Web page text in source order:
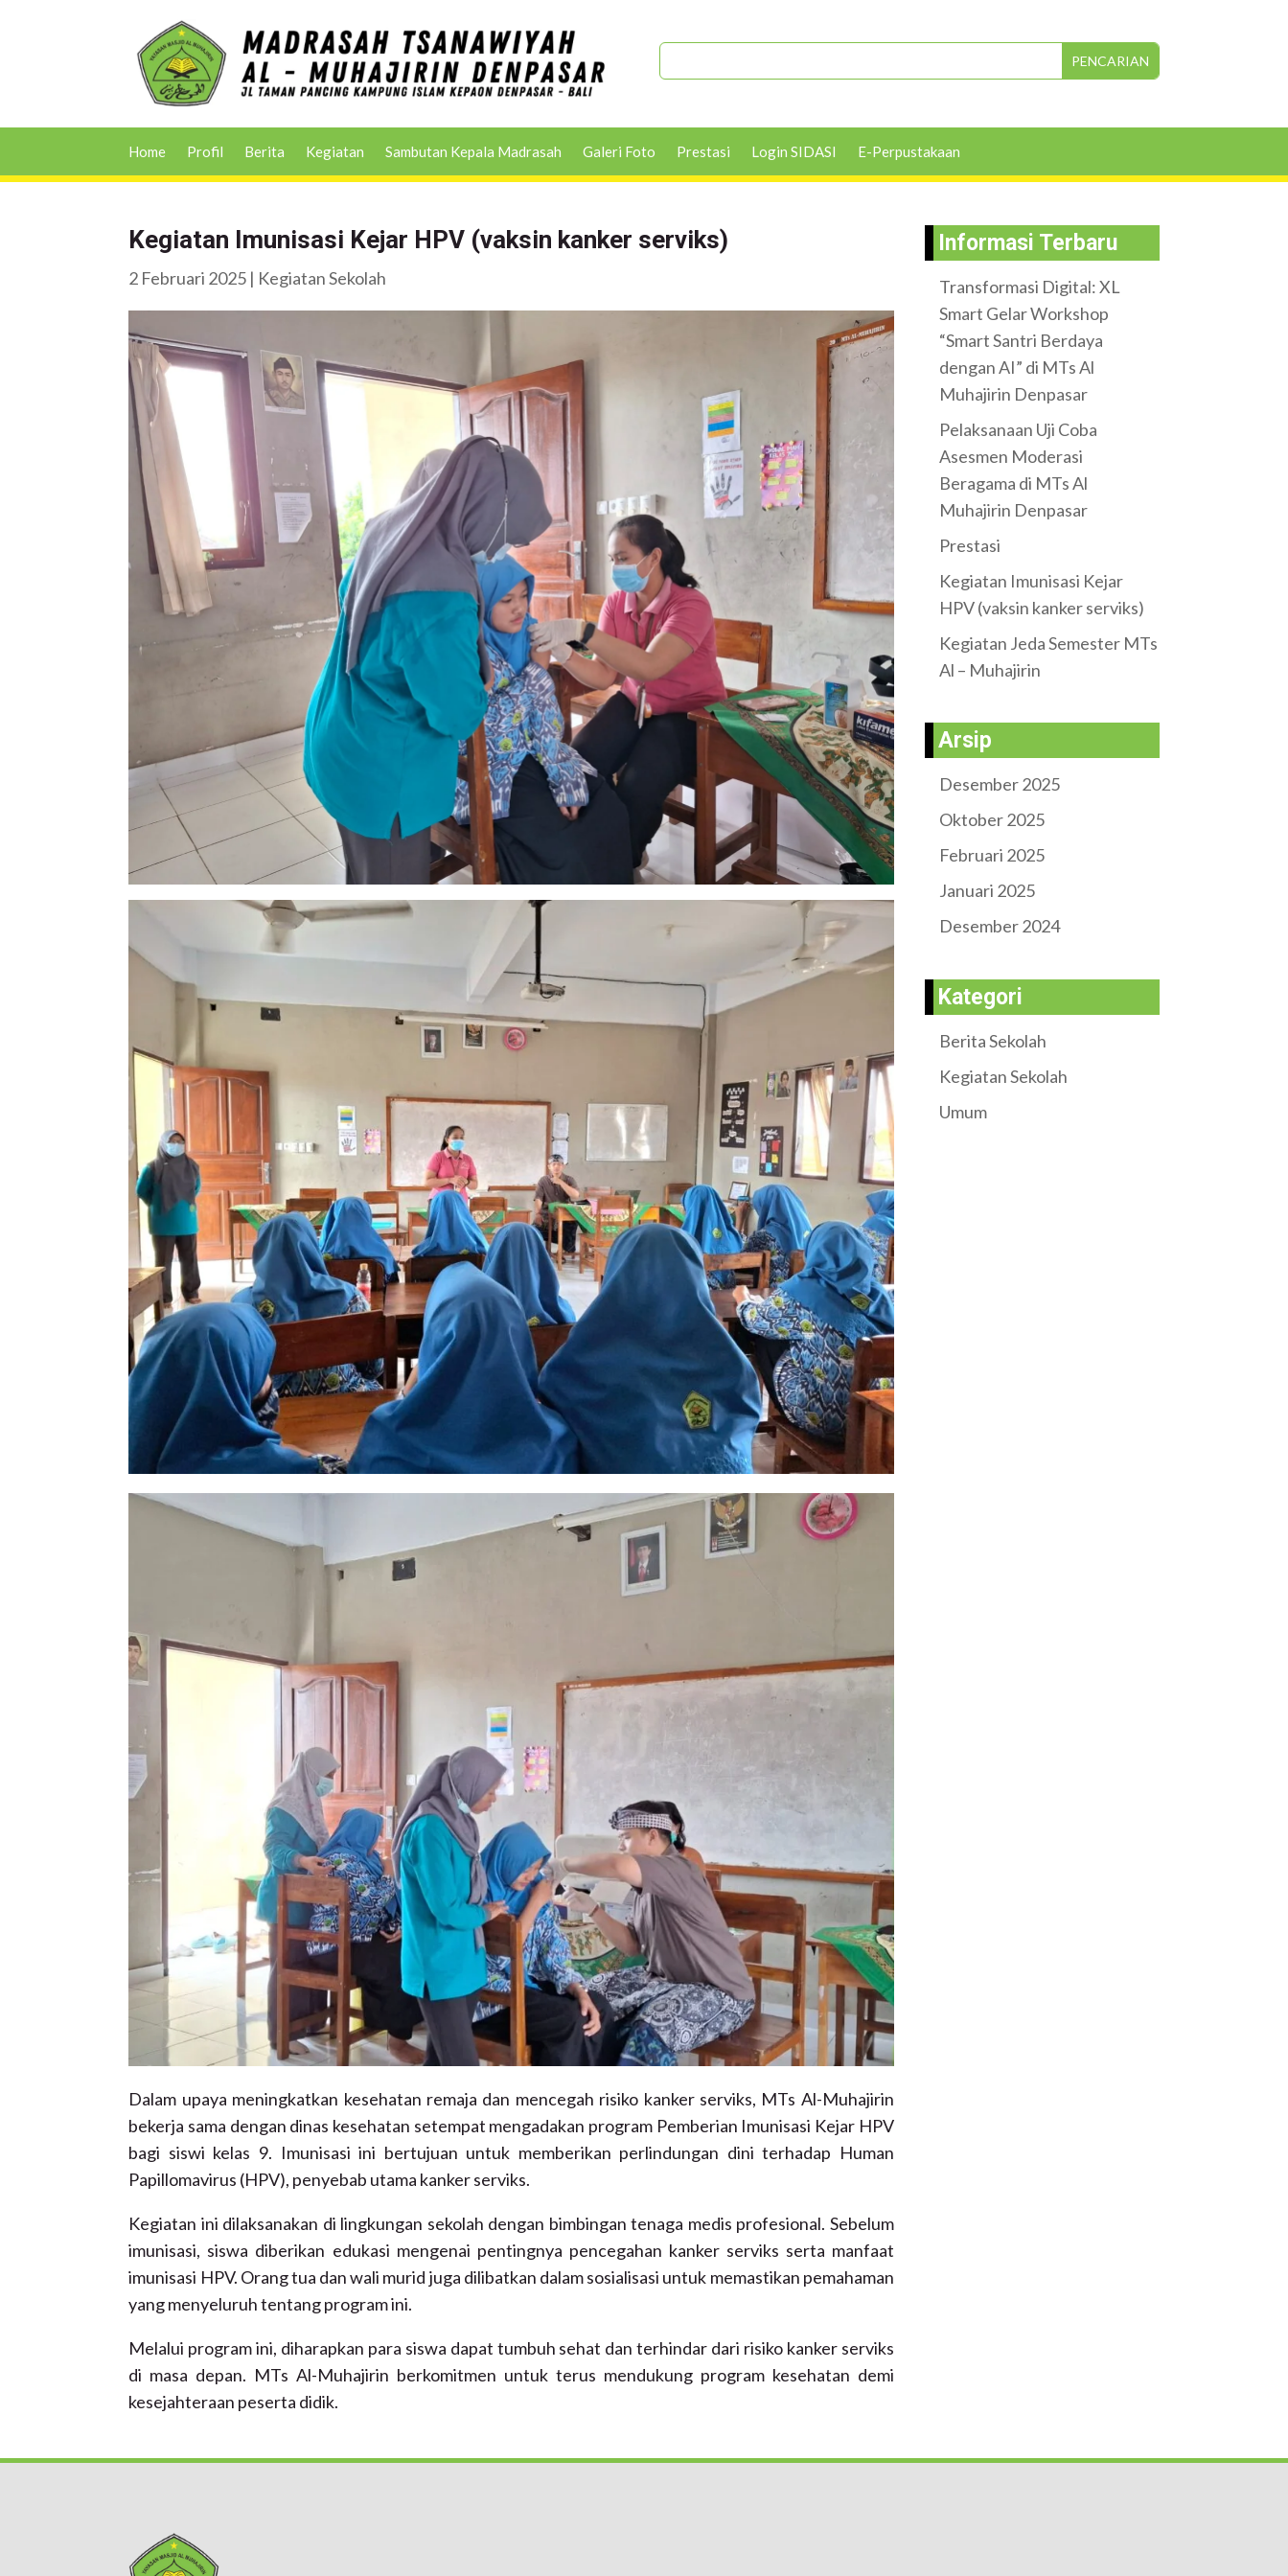
Home Profil Berita Kegiatan Sambutan Kepala Madrasah Galeri Foto Prestasi Login SIDASI E-Perpustakaan
Kegiatan Imunisasi Kejar HPV (vaksin kanker serviks)
2 Februari 2025 | Kegiatan Sekolah
Dalam upaya meningkatkan kesehatan remaja dan mencegah risiko kanker serviks, MTs Al-Muhajirin
bekerja sama dengan dinas kesehatan setempat mengadakan program Pemberian Imunisasi Kejar HPV
bagi siswi kelas 9. Imunisasi ini bertujuan untuk memberikan perlindungan dini terhadap Human
Papillomavirus (HPV), penyebab utama kanker serviks.
Kegiatan ini dilaksanakan di lingkungan sekolah dengan bimbingan tenaga medis profesional. Sebelum
imunisasi, siswa diberikan edukasi mengenai pentingnya pencegahan kanker serviks serta manfaat
imunisasi HPV. Orang tua dan wali murid juga dilibatkan dalam sosialisasi untuk memastikan pemahaman
yang menyeluruh tentang program ini.
Melalui program ini, diharapkan para siswa dapat tumbuh sehat dan terhindar dari risiko kanker serviks
di masa depan. MTs Al-Muhajirin berkomitmen untuk terus mendukung program kesehatan demi
kesejahteraan peserta didik.
Informasi Terbaru
Transformasi Digital: XL
Smart Gelar Workshop
“Smart Santri Berdaya
dengan AI” di MTs Al
Muhajirin Denpasar
Pelaksanaan Uji Coba
Asesmen Moderasi
Beragama di MTs Al
Muhajirin Denpasar
Prestasi
Kegiatan Imunisasi Kejar
HPV (vaksin kanker serviks)
Kegiatan Jeda Semester MTs
Al – Muhajirin
Arsip
Desember 2025
Oktober 2025
Februari 2025
Januari 2025
Desember 2024
Kategori
Berita Sekolah
Kegiatan Sekolah
Umum